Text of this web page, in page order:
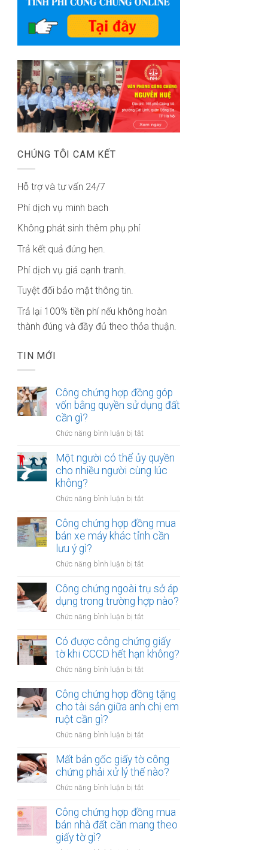
CHÚNG TÔI CAM KẾT
Hỗ trợ và tư vấn 24/7
Phí dịch vụ minh bach
Không phát sinh thêm phụ phí
Trả kết quả đúng hẹn.
Phí dịch vụ giá cạnh tranh.
Tuyệt đối bảo mật thông tin.
Trả lại 100% tiền phí nếu không hoàn
thành đúng và đầy đủ theo thỏa thuận.
TIN MỚI
Công chứng hợp đồng góp
vốn bằng quyền sử dụng đất
cần gì?
Chức năng bình luận bị tắt
chứng
hợp
đồng
vốn
quyền
sử
Một người có thể ủy quyền
cho nhiều người cùng lúc
không?
Chức năng bình luận bị tắt
người
có
quyền
nhiều
người
không?
Công chứng hợp đồng mua
bán xe máy khác tỉnh cần
lưu ý gì?
Chức năng bình luận bị tắt
chứng
hợp
đồng
mua
xe
máy
lưu
ý
Công chứng ngoài trụ sở áp
dụng trong trường hợp nào?
Chức năng bình luận bị tắt
chứng
ngoài
sở
dụng
trong
Có được công chứng giấy
tờ khi CCCD hết hạn không?
Chức năng bình luận bị tắt
được
công
chứng
tờ
CCCD
hết
Công chứng hợp đồng tặng
cho tài sản giữa anh chị em
ruột cần gì?
Chức năng bình luận bị tắt
chứng
hợp
tặng
tài
sản
Mất bản gốc giấy tờ công
chứng phải xử lý thế nào?
Chức năng bình luận bị tắt
bản
gốc
giấy
Công chứng hợp đồng mua
bán nhà đất cần mang theo
giấy tờ gì?